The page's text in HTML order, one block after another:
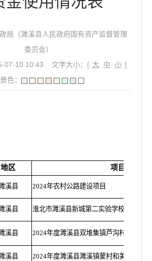
局（濉溪县人民政府国有资产监督管理
委员会）
07-10 10:43
文字大小：[ 大 中 小 ]
色：
地区 项目名称
溪县 2024年农村公路建设项目
溪县 淮北市濉溪县新城第二实验学校新建项目
溪县 2024年度濉溪县双堆集镇芦沟村和美乡
溪县 2024年度濉溪县濉溪镇蒙村和美乡村精